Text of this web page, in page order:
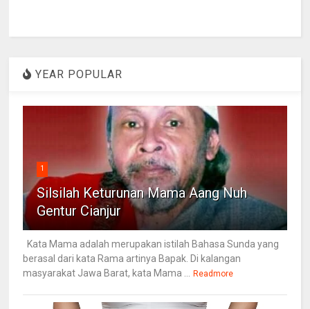
YEAR POPULAR
1
Silsilah Keturunan Mama Aang Nuh
Gentur Cianjur
Kata Mama adalah merupakan istilah Bahasa Sunda yang
berasal dari kata Rama artinya Bapak. Di kalangan
masyarakat Jawa Barat, kata Mama ... Readmore